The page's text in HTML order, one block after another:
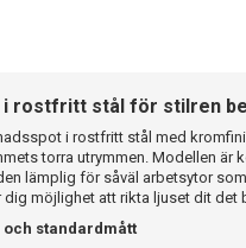
i rostfritt stål för stilren
i rostfritt stål med
torra utrymmen. Modellen är
lämplig för såväl arbetsytor
dig möjlighet att rikta ljuset dit det
standardmått